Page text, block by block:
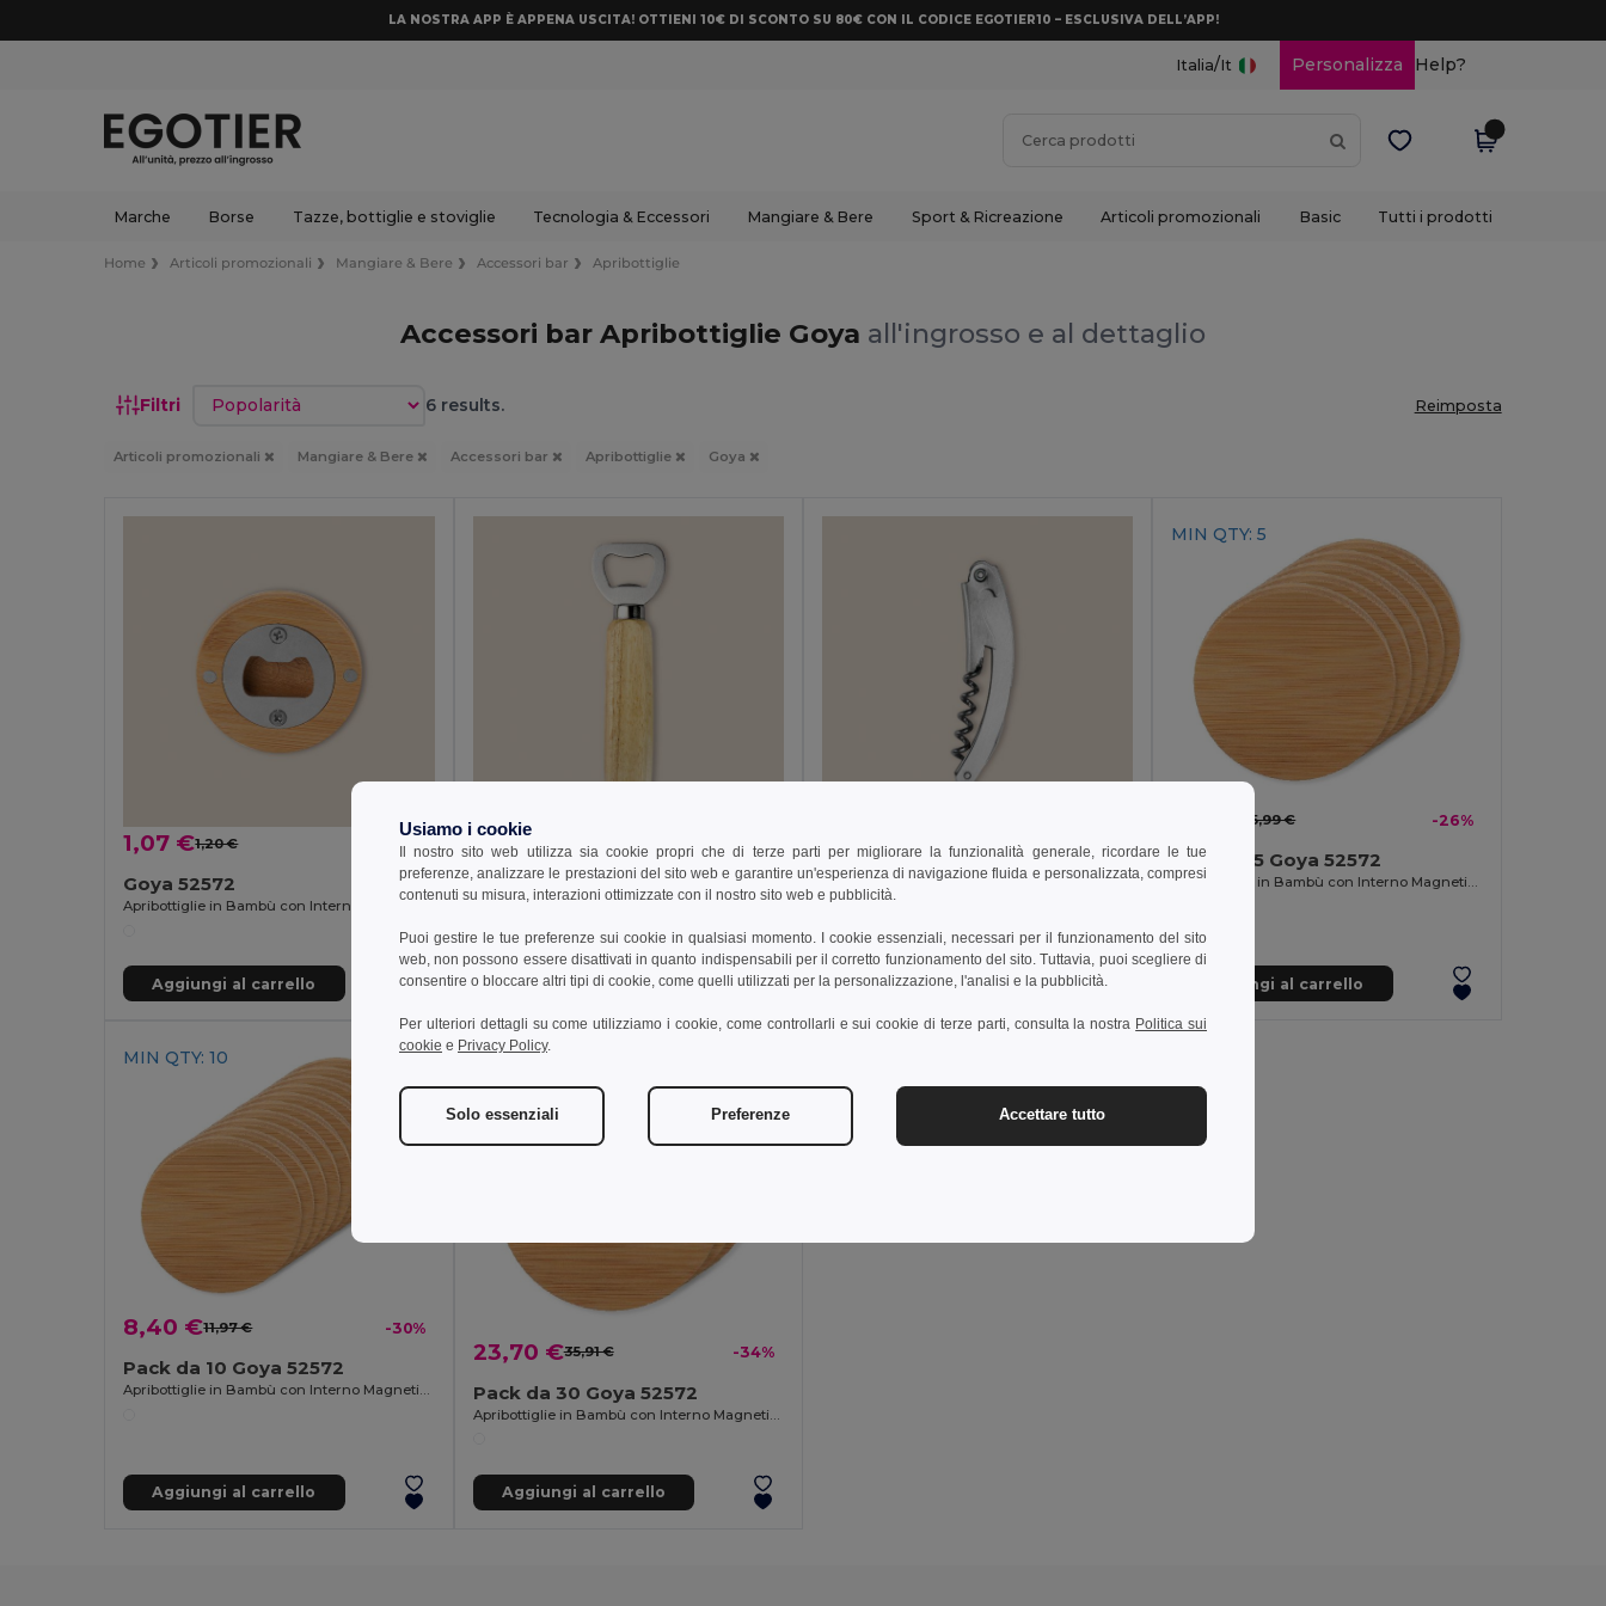
LA NOSTRA APP È APPENA USCITA! OTTIENI 10€ DI SCONTO SU 80€ CON IL CODICE EGOTIER10 – ESCLUSIVA DELL’APP!
Italia/It Personalizza Help?
Marche Borse Tazze, bottiglie e stoviglie Tecnologia & Eccessori Mangiare & Bere Sport & Ricreazione Articoli promozionali Basic Tutti i prodotti
Home Articoli promozionali Mangiare & Bere Accessori bar Apribottiglie
Accessori bar Apribottiglie Goya all'ingrosso e al dettaglio
Filtri Ordina per 6 results. Reimposta
Articoli promozionali Mangiare & Bere Accessori bar Apribottiglie Goya
1,07 €1,20 € -11%
Goya 52572
Aggiungi al carrello
1,10 €1,36 € -19%
Goya 38042
Aggiungi al carrello
2,00 €
Goya 26123
Aggiungi al carrello
MIN QTY: 5
5,99 € -26%
Pack da 5 Goya 52572
Apribottiglie in Bambù con Interno Magnetico Cromato ZUG
Aggiungi al carrello
MIN QTY: 10
8,40 €11,97 € -30%
Pack da 10 Goya 52572
Apribottiglie in Bambù con Interno Magnetico Cromato ZUG
Aggiungi al carrello
MIN QTY: 30
23,70 €35,91 € -34%
Pack da 30 Goya 52572
Apribottiglie in Bambù con Interno Magnetico Cromato ZUG
Aggiungi al carrello
Usiamo i cookie
Il nostro sito web utilizza sia cookie propri che di terze parti per migliorare la funzionalità generale, ricordare le tue
preferenze, analizzare le prestazioni del sito web e garantire un'esperienza di navigazione fluida e personalizzata, compresi
contenuti su misura, interazioni ottimizzate con il nostro sito web e pubblicità.
Puoi gestire le tue preferenze sui cookie in qualsiasi momento. I cookie essenziali, necessari per il funzionamento del sito
web, non possono essere disattivati in quanto indispensabili per il corretto funzionamento del sito. Tuttavia, puoi scegliere di
consentire o bloccare altri tipi di cookie, come quelli utilizzati per la personalizzazione, l'analisi e la pubblicità.
Per ulteriori dettagli su come utilizziamo i cookie, come controllarli e sui cookie di terze parti, consulta la nostra Politica sui
cookie e Privacy Policy.
Solo essenziali Preferenze Accettare tutto